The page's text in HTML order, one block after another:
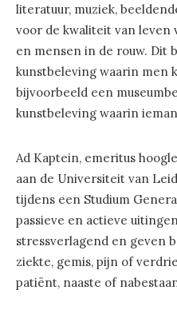
literatuur, muziek,
voor de kwaliteit van leven
en mensen in de rouw. Dit
kunstbeleving waarin men
bijvoorbeeld een
kunstbeleving waarin
Ad Kaptein, emeritus
aan de Universiteit van
tijdens een Studium
passieve en actieve
stressverlagend en geven
ziekte, gemis, pijn of
patiënt, naaste of